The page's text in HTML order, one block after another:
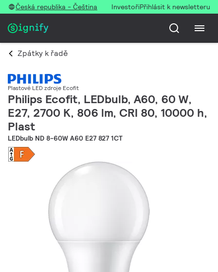
Česká republika - Čeština InvestořiPřihlásit k newsletteru
Zpátky k řadě
Plastové LED zdroje Ecofit
Philips Ecofit, LEDbulb, A60, 60 W,
E27, 2700 K, 806 lm, CRI 80, 10000 h,
Plast
LEDbulb ND 8-60W A60 E27 827 1CT